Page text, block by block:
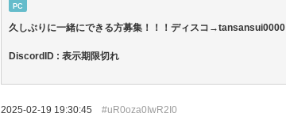
PC
久しぶりに一緒にできる方募集！！！ディスコ→tansansui0000
DiscordID : 表示期限切れ
2025-02-19 19:30:45 #uR0oza0IwR2I0